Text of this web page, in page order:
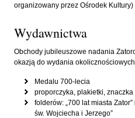
organizowany przez Ośrodek Kultury)
Wydawnictwa
Obchody jubileuszowe nadania
okazją do wydania
Medalu 700-lecia
proporczyka, plakietki,
folderów: „700 lat miasta
św. Wojciecha i Jerzego”